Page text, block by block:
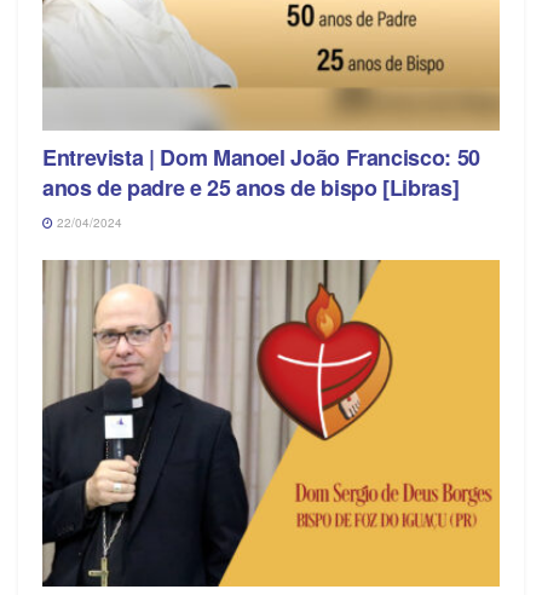
Entrevista | Dom Manoel João Francisco: 50
anos de padre e 25 anos de bispo [Libras]
22/04/2024